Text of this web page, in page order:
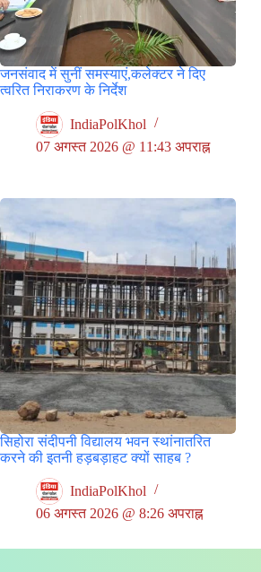
जनसंवाद में सुनीं समस्याएं,कलेक्टर ने दिए
त्वरित निराकरण के निर्देश
IndiaPolKhol
07 अगस्त 2026 @ 11:43 अपराह्न
सिहोरा संदीपनी विद्यालय भवन स्थांनातरित
करने की इतनी हड़बड़ाहट क्यों साहब ?
IndiaPolKhol
06 अगस्त 2026 @ 8:26 अपराह्न